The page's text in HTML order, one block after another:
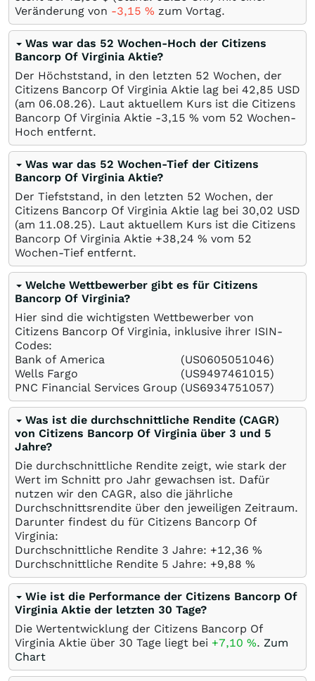
Veränderung von -3,15 % zum Vortag.
Was war das 52 Wochen-Hoch der Citizens
Bancorp Of Virginia Aktie?
Der Höchststand, in den letzten 52 Wochen, der
Citizens Bancorp Of Virginia Aktie lag bei 42,85 USD
(am 06.08.26). Laut aktuellem Kurs ist die Citizens
Bancorp Of Virginia Aktie -3,15 % vom 52 Wochen-
Hoch entfernt.
Was war das 52 Wochen-Tief der Citizens
Bancorp Of Virginia Aktie?
Der Tiefststand, in den letzten 52 Wochen, der
Citizens Bancorp Of Virginia Aktie lag bei 30,02 USD
(am 11.08.25). Laut aktuellem Kurs ist die Citizens
Bancorp Of Virginia Aktie +38,24 % vom 52
Wochen-Tief entfernt.
Welche Wettbewerber gibt es für Citizens
Bancorp Of Virginia?
Hier sind die wichtigsten Wettbewerber von
Citizens Bancorp Of Virginia, inklusive ihrer ISIN-
Codes:
Bank of America
(US0605051046)
Wells Fargo
(US9497461015)
PNC Financial Services Group (US6934751057)
Was ist die durchschnittliche Rendite (CAGR)
von Citizens Bancorp Of Virginia über 3 und 5
Jahre?
Die durchschnittliche Rendite zeigt, wie stark der
Wert im Schnitt pro Jahr gewachsen ist. Dafür
nutzen wir den CAGR, also die jährliche
Durchschnittsrendite über den jeweiligen Zeitraum.
Darunter findest du für Citizens Bancorp Of
Virginia:
Durchschnittliche Rendite 3 Jahre: +12,36 %
Durchschnittliche Rendite 5 Jahre: +9,88 %
Wie ist die Performance der Citizens Bancorp Of
Virginia Aktie der letzten 30 Tage?
Die Wertentwicklung der Citizens Bancorp Of
Virginia Aktie über 30 Tage liegt bei +7,10 %. Zum
Chart